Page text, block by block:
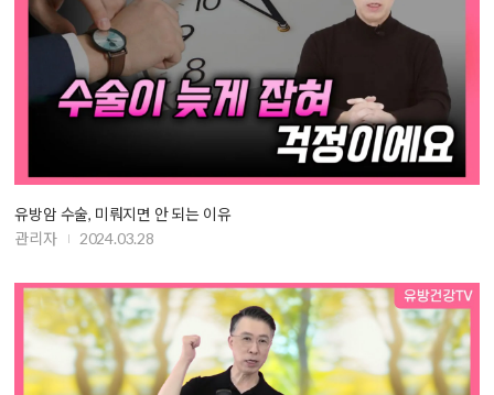
유방암 수술, 미뤄지면 안 되는 이유
관리자
2024.03.28